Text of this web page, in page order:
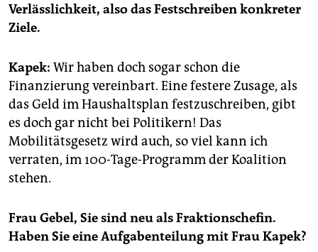
Verlässlichkeit, also das Festschreiben konkreter
Ziele.
Kapek: Wir haben doch sogar schon die
Finanzierung vereinbart. Eine festere Zusage, als
das Geld im Haushaltsplan festzuschreiben, gibt
es doch gar nicht bei Politikern! Das
Mobilitätsgesetz wird auch, so viel kann ich
verraten, im 100-Tage-Programm der Koalition
stehen.
Frau Gebel, Sie sind neu als Fraktionschefin.
Haben Sie eine Aufgabenteilung mit Frau Kapek?